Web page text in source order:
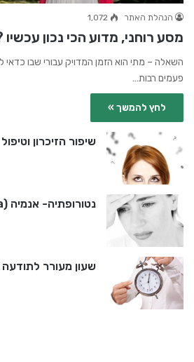
הנהלת האתר 1,072
מסע רוחני, מדוע הכי נכון עכשיו
השאלה – מתי הוא הזמן המדויק עבורי שבו כדאי
פעמים רבות…
לחץ להמשך »
שיפור הזיכרון
נטורופתיה- אנמיה (Anemia)
שעון מעורר